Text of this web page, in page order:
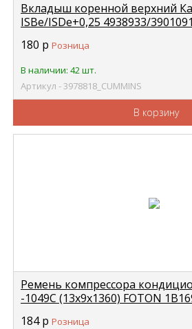
Вкладыш коренной верхний
ISBe/ISDe+0,25 4938933/
180 р Розница
В наличии: 42 шт.
Артикул - 3978818_CUMMINS
В корзину
Ремень компрессора
-1049С (13х9х1360) FOTON
184р Розница